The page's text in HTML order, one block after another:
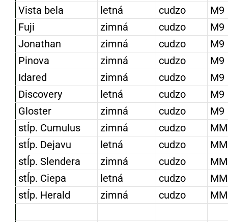
Vista bela
letná cudzo
M9
Fuji
zimná cudzo
M9
Jonathan
zimná cudzo
M9
Pinova
zimná cudzo
M9
Idared
zimná cudzo
M9
Discovery
letná cudzo
M9
Gloster
zimná cudzo
M9
stĺp. Cumulus
zimná cudzo
stĺp. Dejavu
letná cudzo
stĺp. Slendera
zimná cudzo
stĺp. Ciepa
letná cudzo
stĺp. Herald
zimná cudzo